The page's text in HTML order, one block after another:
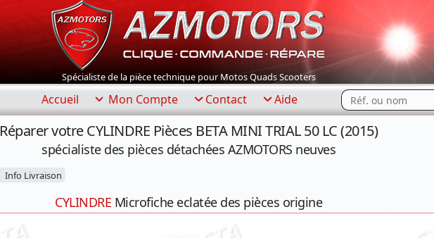
Spécialiste de la pièce technique pour Motos Quads Scooters
Accueil Mon Compte Contact Aide Rechercher...
Réparer votre CYLINDRE Pièces BETA MINI TRIAL 50 LC (2015)
spécialiste des pièces détachées AZMOTORS neuves
Info Livraison
CYLINDRE Microfiche eclatée des pièces origine